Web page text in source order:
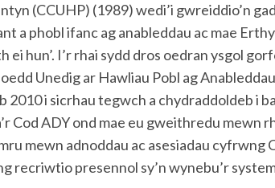
(CCUHP) (1989) wedi’i gwreiddio’n
a phobl ifanc ag anableddau ac mae
I’r rhai sydd dros oedran ysgol
Unedig ar Hawliau Pobl ag
i sicrhau tegwch a chydraddoldeb i
Cod ADY ond mae eu gweithredu mewn
mewn adnoddau ac asesiadau
recriwtio presennol sy’n wynebu’r